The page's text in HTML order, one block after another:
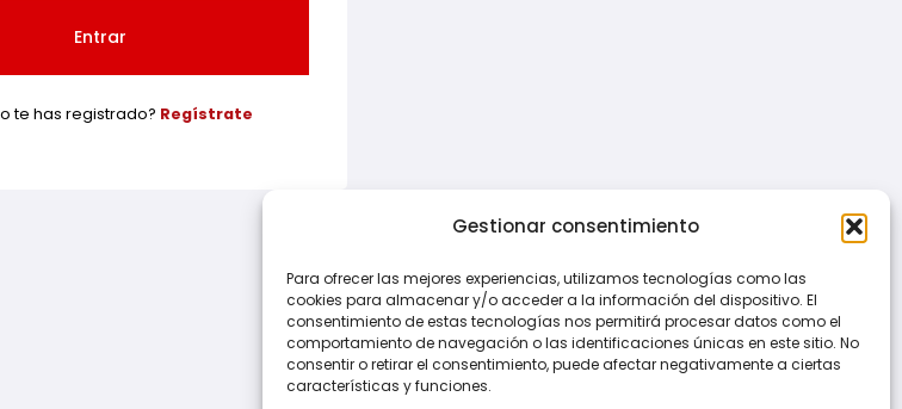
Gestionar consentimiento
Para ofrecer las mejores experiencias, utilizamos tecnologías como las
cookies para almacenar y/o acceder a la información del dispositivo. El
consentimiento de estas tecnologías nos permitirá procesar datos como el
comportamiento de navegación o las identificaciones únicas en este sitio. No
consentir o retirar el consentimiento, puede afectar negativamente a ciertas
características y funciones.
te has registrado? Regístrate